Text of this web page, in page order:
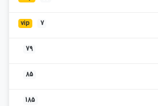
vip 7
79
85
185